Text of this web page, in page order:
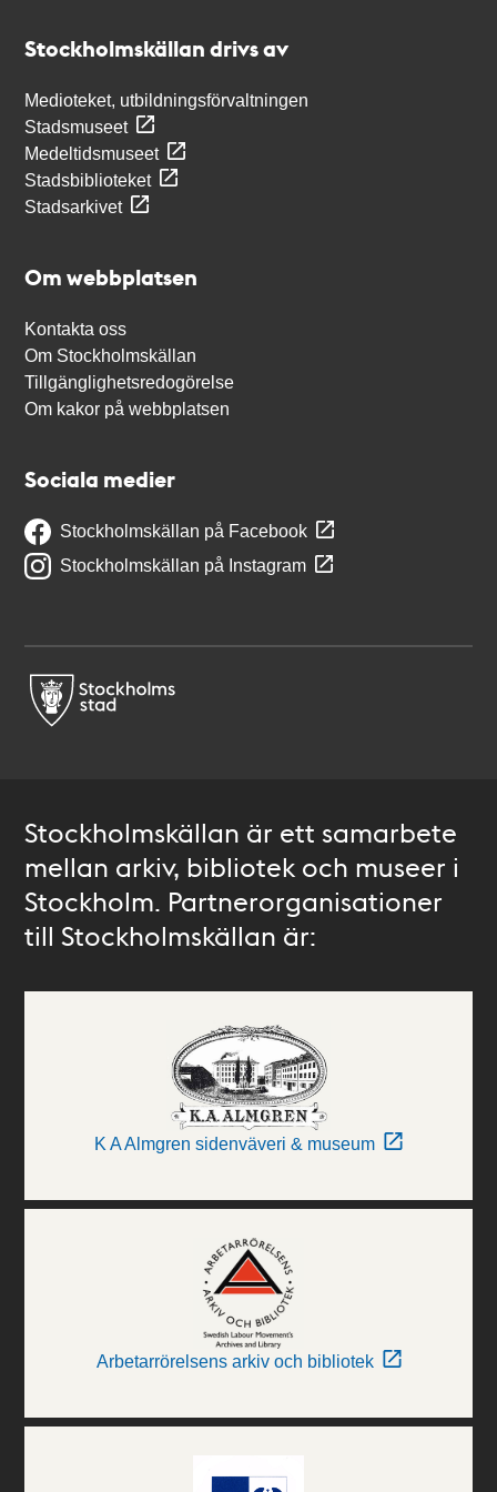
Stockholmskällan drivs av
Medioteket, utbildningsförvaltningen
Stadsmuseet
Medeltidsmuseet
Stadsbiblioteket
Stadsarkivet
Om webbplatsen
Kontakta oss
Om Stockholmskällan
Tillgänglighetsredogörelse
Om kakor på webbplatsen
Sociala medier
Stockholmskällan på Facebook
Stockholmskällan på Instagram
Stockholmskällan är ett samarbete
mellan arkiv, bibliotek och museer i
Stockholm. Partnerorganisationer
till Stockholmskällan är:
K A Almgren sidenväveri & museum
Arbetarrörelsens arkiv och bibliotek